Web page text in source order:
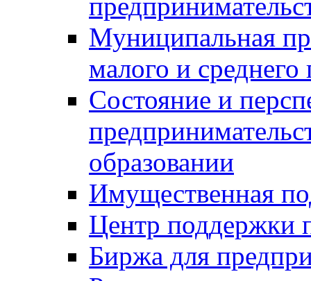
Муниципальная
малого и среднего
Состояние и
образовании
Имущественная
Центр поддержки
Биржа для